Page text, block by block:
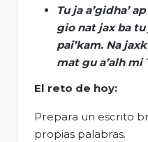
Tu ja a’gidha’ap
gio nat jax batu
pai’kam. Na
mat gu a’alh
El reto de hoy:
Prepara un escrito
propias palabras.